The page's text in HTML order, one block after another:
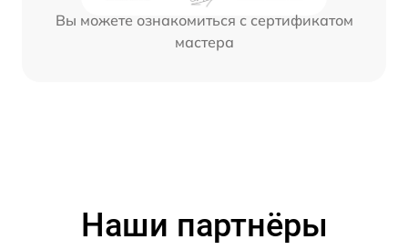
Вы можете ознакомиться с сертификатом
мастера
Наши партнёры